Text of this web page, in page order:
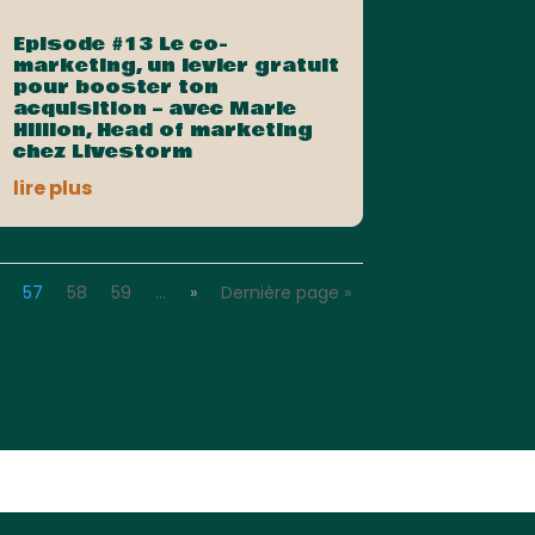
Episode #13 Le co-
marketing, un levier gratuit
pour booster ton
acquisition – avec Marie
Hillion, Head of marketing
chez Livestorm
lire plus
57 58 59 … » Dernière page »